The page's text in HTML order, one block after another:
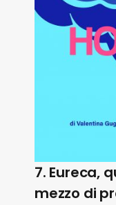
7. Eureca,
mezzo di